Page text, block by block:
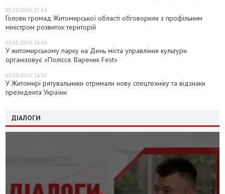
05.08.2026, 17:34
Голови громад Житомирської області обговорили з профільним
міністром розвиток територій
05.08.2026, 16:44
У житомирському парку на День міста управління культури
організовує «Полісся. Вареник Fest»
05.08.2026, 16:31
У Житомирі рятувальники отримали нову спецтехніку та відзнаки
президента України
ДІАЛОГИ